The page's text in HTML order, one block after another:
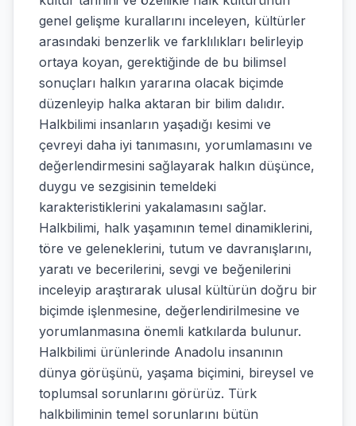
genel gelişme kurallarını inceleyen, kültürler
arasındaki benzerlik ve farklılıkları belirleyip
ortaya koyan, gerektiğinde de bu bilimsel
sonuçları halkın yararına olacak biçimde
düzenleyip halka aktaran bir bilim dalıdır.
Halkbilimi insanların yaşadığı kesimi ve
çevreyi daha iyi tanımasını, yorumlamasını ve
değerlendirmesini sağlayarak halkın düşünce,
duygu ve sezgisinin temeldeki
karakteristiklerini yakalamasını sağlar.
Halkbilimi, halk yaşamının temel dinamiklerini,
töre ve geleneklerini, tutum ve davranışlarını,
yaratı ve becerilerini, sevgi ve beğenilerini
inceleyip araştırarak ulusal kültürün doğru bir
biçimde işlenmesine, değerlendirilmesine ve
yorumlanmasına önemli katkılarda bulunur.
Halkbilimi ürünlerinde Anadolu insanının
dünya görüşünü, yaşama biçimini, bireysel ve
toplumsal sorunlarını görürüz. Türk
halkbiliminin temel sorunlarını bütün